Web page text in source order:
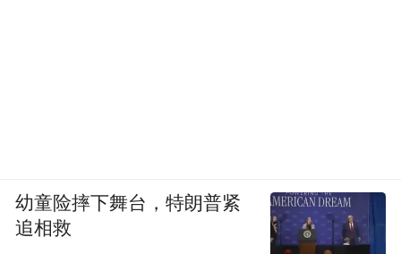
幼童险摔下舞台，特朗普紧
追相救